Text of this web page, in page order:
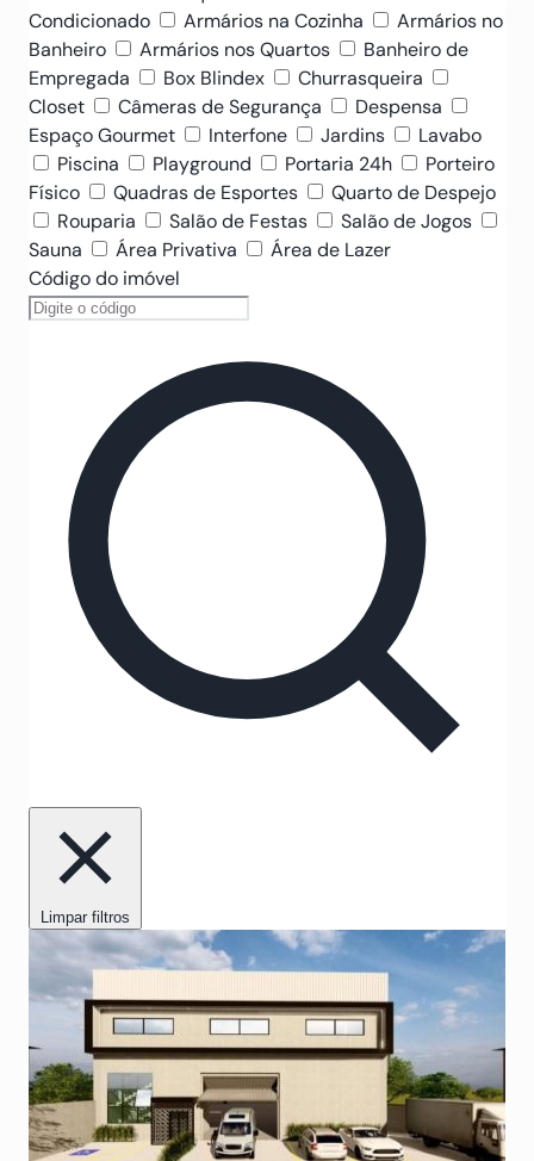
Condicionado
Armários na Cozinha
Armários no
Banheiro
Armários nos Quartos
Banheiro de
Empregada
Box Blindex
Churrasqueira
Closet
Câmeras de Segurança
Despensa
Espaço Gourmet
Interfone Jardins
Lavabo
Piscina
Playground Portaria 24h
Porteiro
Físico
Quadras de Esportes
Quarto de Despejo
Rouparia
Salão de Festas
Salão de Jogos
Sauna
Área Privativa
Área de Lazer
Código do imóvel
Limpar filtros